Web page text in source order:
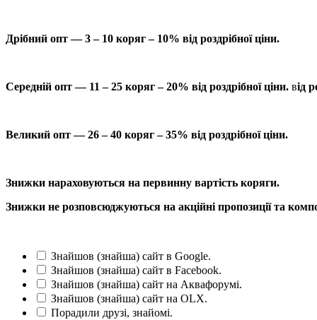
Дрібний опт — 3 – 10 коряг – 10% від роздрібної ціни.
Середній опт — 11 – 25 коряг – 20% від роздрібної ціни. від
Великий опт — 26 – 40 коряг – 35% від роздрібної ціни.
Знижки нараховуються на первинну вартість коряги.
Знижки не розповсюджуються на акційні пропозиції та
Знайшов (знайша) сайт в Google.
Знайшов (знайша) сайт в Facebook.
Знайшов (знайша) сайт на Аквафорумі.
Знайшов (знайша) сайт на OLX.
Порадили друзі, знайомі.